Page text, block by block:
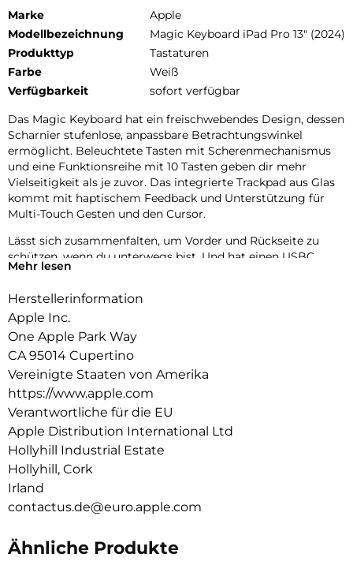
Marke
Apple
Modellbezeichnung
Magic Keyboard iPad Pro 13" (2024)
Produkttyp
Tastaturen
Farbe
Weiß
Verfügbarkeit
sofort verfügbar
Das Magic Keyboard hat ein freischwebendes Design, dessen
Scharnier stufenlose, anpassbare Betrachtungswinkel
ermöglicht. Beleuchtete Tasten mit Scherenmechanismus
und eine Funktionsreihe mit 10 Tasten geben dir mehr
Vielseitigkeit als je zuvor. Das integrierte Trackpad aus Glas
kommt mit haptischem Feedback und Unterstützung für
Multi-Touch Gesten und den Cursor.
Lässt sich zusammenfalten, um Vorder und Rückseite zu
schützen, wenn du unterwegs bist. Und hat einen USBC
Anschluss zum PassThrough Laden. Erhältlich in Schwarz
Mehr lesen
Herstellerinformation
Apple Inc.
One Apple Park Way
CA 95014 Cupertino
Vereinigte Staaten von Amerika
https://www.apple.com
Verantwortliche für die EU
Apple Distribution International Ltd
Hollyhill Industrial Estate
Hollyhill, Cork
Irland
contactus.de@euro.apple.com
Ähnliche Produkte